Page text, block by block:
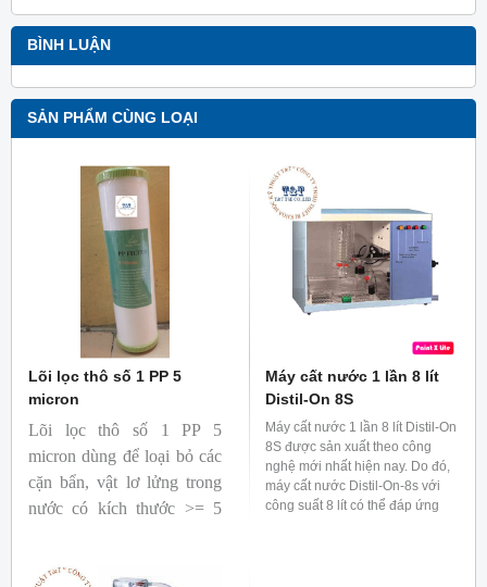
BÌNH LUẬN
SẢN PHẨM CÙNG LOẠI
Lõi lọc thô số 1 PP 5
micron
Lõi lọc thô số 1 PP 5
micron dùng để loại bỏ các
cặn bẩn, vật lơ lửng trong
nước có kích thước >= 5
Máy cất nước 1 lần 8 lít
Distil-On 8S
Máy cất nước 1 lần 8 lít Distil-On
8S được sản xuất theo công
nghệ mới nhất hiện nay. Do đó,
máy cất nước Distil-On-8s với
công suất 8 lít có thể đáp ứng